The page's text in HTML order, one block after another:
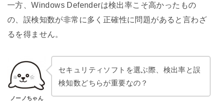
一方、Windows Defenderは検出率こそ高かったもの
の、誤検知数が非常に多く正確性に問題があると言わざ
るを得ません。
ノーノちゃん
セキュリティソフトを選ぶ際、検出率と誤
検知数どちらが重要なの？